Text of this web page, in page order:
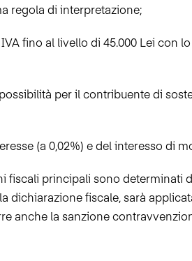
regola di interpretazione;
fino al livello di 45.000 Lei con
per il contribuente di
(a 0,02%) e del interesso di
fiscali principali sono determinati
dichiarazione fiscale, sarà
anche la sanzione